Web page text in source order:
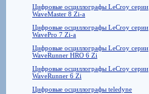
Цифровые осциллографы LeCroy серии
WaveMaster 8 Zi-a
Цифровые осциллографы LeCroy серии
WavePro 7 Zi-a
Цифровые осциллографы LeCroy серии
WaveRunner HRO 6 Zi
Цифровые осциллографы LeCroy серии
WaveRunner 6 Zi
Цифровые осциллографы teledyne